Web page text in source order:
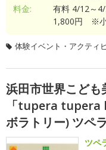
料金:
有料 4/12～
1,800円 ※小
体験イベント・アクティ
浜田市世界こど
「tupera tupera
ボラトリー) ツペラ
ツペ